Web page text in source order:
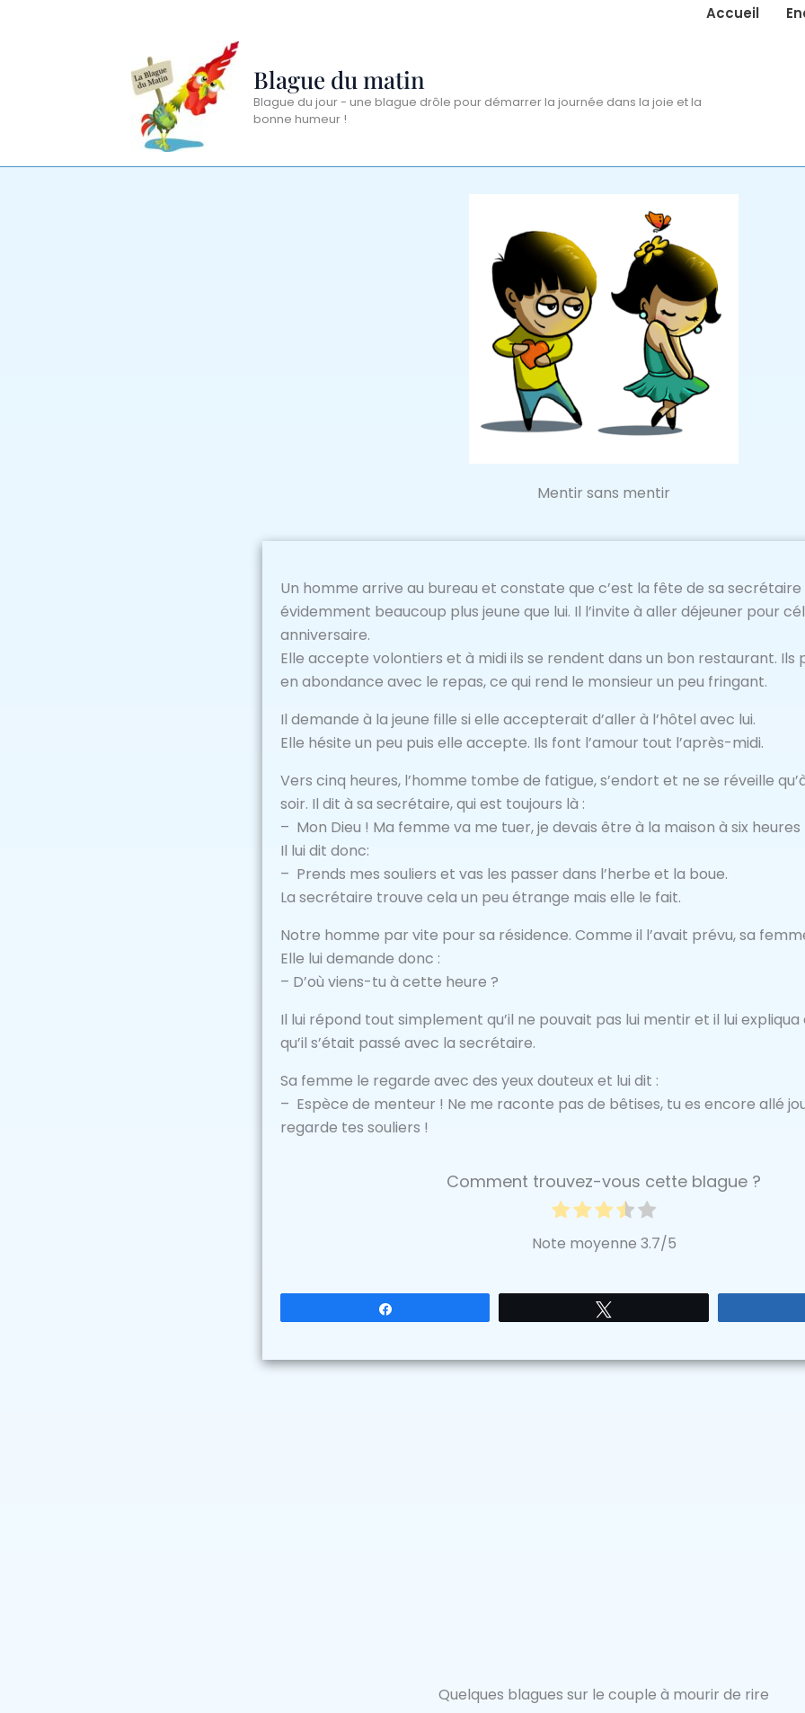
Accueil
Blague du matin
Blague du jour - une blague drôle pour démarrer la journée dans la joie et la
bonne humeur !
Mentir sans mentir
Un homme arrive au bureau et constate que c’est la fête de sa secrétaire
évidemment beaucoup plus jeune que lui. Il l’invite à aller déjeuner pour
anniversaire.
Elle accepte volontiers et à midi ils se rendent dans un bon restaurant. Ils
en abondance avec le repas, ce qui rend le monsieur un peu fringant.
Il demande à la jeune fille si elle accepterait d’aller à l’hôtel avec lui.
Elle hésite un peu puis elle accepte. Ils font l’amour tout l’après-midi.
Vers cinq heures, l’homme tombe de fatigue, s’endort et ne se réveille
soir. Il dit à sa secrétaire, qui est toujours là :
– Mon Dieu ! Ma femme va me tuer, je devais être à la maison à six heures
Il lui dit donc:
– Prends mes souliers et vas les passer dans l’herbe et la boue.
La secrétaire trouve cela un peu étrange mais elle le fait.
Notre homme par vite pour sa résidence. Comme il l’avait prévu, sa
Elle lui demande donc :
– D’où viens-tu à cette heure ?
Il lui répond tout simplement qu’il ne pouvait pas lui mentir et il lui
qu’il s’était passé avec la secrétaire.
Sa femme le regarde avec des yeux douteux et lui dit :
– Espèce de menteur ! Ne me raconte pas de bêtises, tu es encore allé
regarde tes souliers !
Comment trouvez-vous cette blague ?
Note moyenne 3.7/5
Quelques blagues sur le couple à mourir de rire